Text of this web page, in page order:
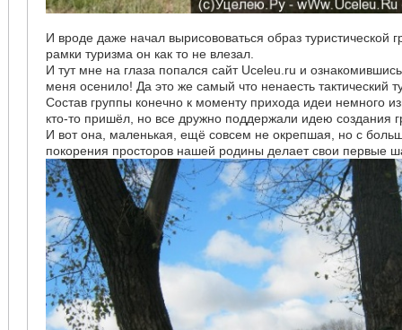
И вроде даже начал вырисововаться образ туристической
рамки туризма он как то не влезал.
И тут мне на глаза попался сайт Uceleu.ru и
меня осенило! Да это же самый что ненаесть тактический
Состав группы конечно к моменту прихода идеи немного
кто-то пришёл, но все дружно поддержали идею создания
И вот она, маленькая, ещё совсем не окрепшая, но с
покорения просторов нашей родины делает свои первые